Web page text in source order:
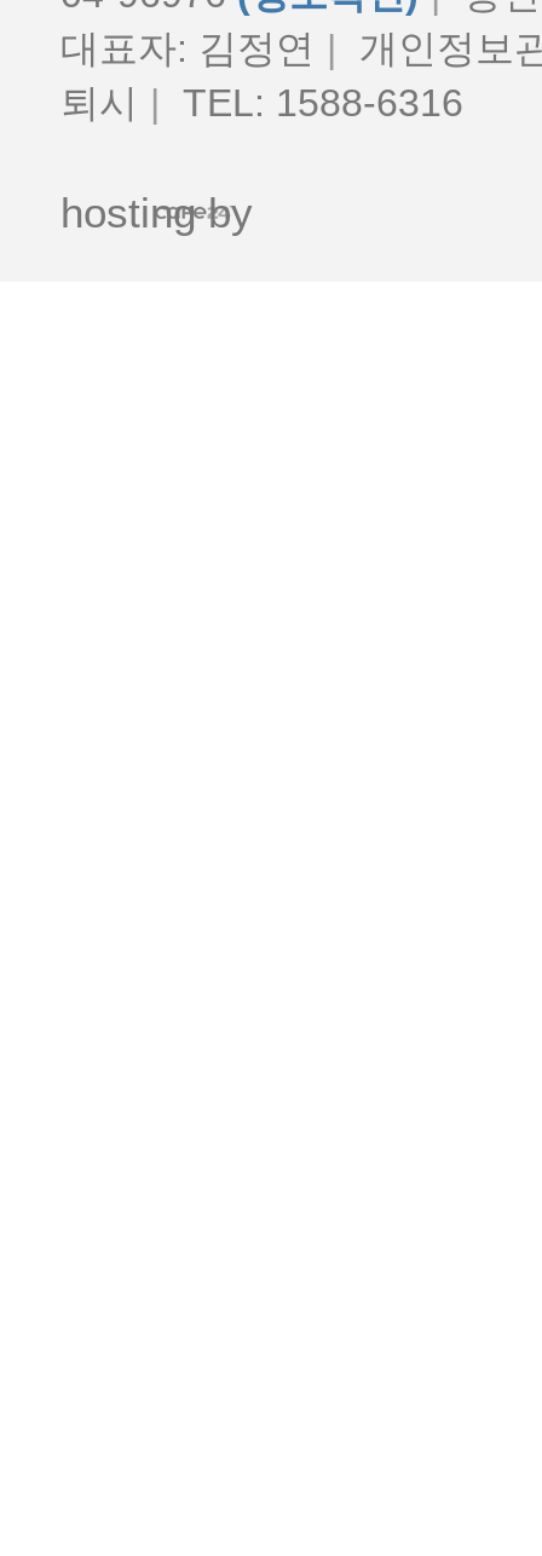
대표자: 김정연 |
개인정보
퇴시
| TEL: 1588-6316
hosting by